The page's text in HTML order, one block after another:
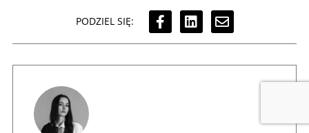
PODZIEL SIĘ: